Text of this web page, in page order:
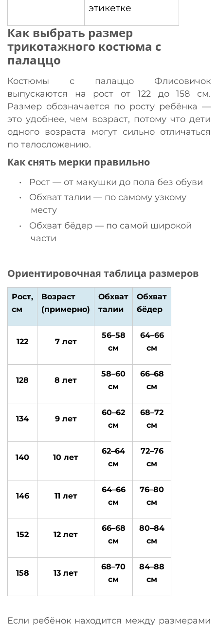
этикетке
Как выбрать размер
трикотажного костюма с
палаццо
Костюмы с палаццо Флисовичок
выпускаются на рост от 122 до 158 см.
Размер обозначается по росту ребёнка —
это удобнее, чем возраст, потому что дети
одного возраста могут сильно отличаться
по телосложению.
Как снять мерки правильно
•
Рост — от макушки до пола без обуви
•
Обхват талии — по самому узкому
месту
•
Обхват бёдер — по самой широкой
части
Ориентировочная таблица размеров
Рост,
см
Возраст
(примерно)
Обхват
талии
Обхват
бёдер
122 7 лет
56–58
см
64–66
см
128 8 лет
58–60
см
66–68
см
134 9 лет
60–62
см
68–72
см
140 10 лет
62–64
см
72–76
см
146 11 лет
64–66
см
76–80
см
152 12 лет
66–68
см
80–84
см
158 13 лет
68–70
см
84–88
см
Если ребёнок находится между размерами